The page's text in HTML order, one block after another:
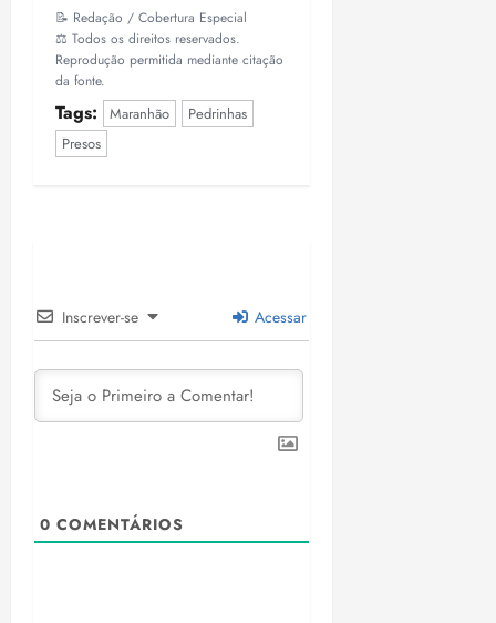
📝 Redação / Cobertura Especial
⚖️ Todos os direitos reservados.
Reprodução permitida mediante citação
da fonte.
Tags: Maranhão
Pedrinhas
Presos
Inscrever-se Acessar
0 COMENTÁRIOS